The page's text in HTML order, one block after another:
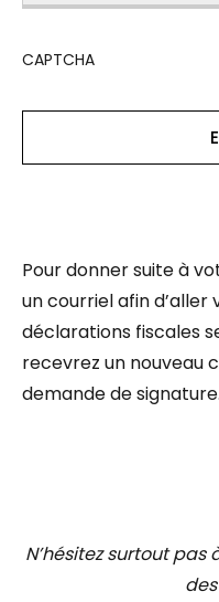
CAPTCHA
Pour donner suite à
un courriel afin d’aller
déclarations fiscales
recevrez un nouveau
demande de signature.
N’hésitez surtout